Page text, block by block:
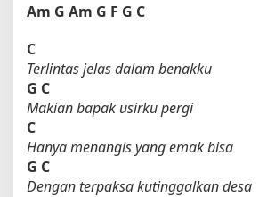
Am G Am G F G C
C
Terlintas jelas dalam benakku
G C
Makian bapak usirku pergi
C
Hanya menangis yang emak bisa
G C
Dengan terpaksa kutinggalkan desa